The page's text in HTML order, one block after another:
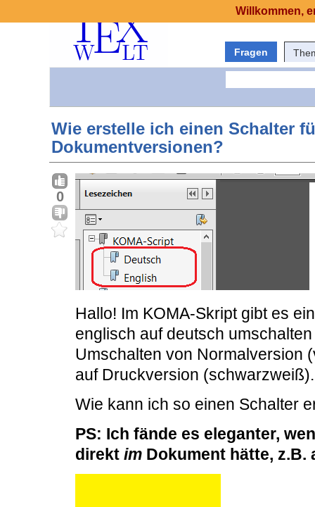
Fragen
Wie erstelle ich einen Schalter
Dokumentversionen?
0
Hallo! Im KOMA-Skript gibt es
englisch auf deutsch
Umschalten von Normalversion
auf Druckversion (schwarzweiß).
Wie kann ich so einen Schalter
PS: Ich fände es eleganter,
direkt im Dokument hätte, z.B.
Willkommen,